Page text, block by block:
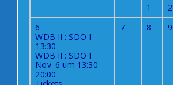
1
2
6
WDB II : SDO I
13:30
WDB II : SDO I
Nov. 6 um 13:30 –
20:00
7 8 9